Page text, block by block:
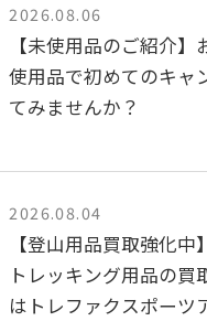
【未使用品のご紹介】
使用品で初めてのキャ
てみませんか？
2026.08.06
【登山用品買取強化中
トレッキング用品の買
はトレファクスポーツ
2026.08.04